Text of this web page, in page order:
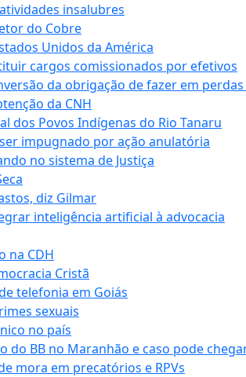
insalubres
do Cobre
Unidos da América
cargos comissionados por efetivos
da obrigação de fazer em perdas
da CNH
dos Povos Indígenas do Rio Tanaru
impugnado por ação anulatória
no sistema de Justiça
diz Gilmar
inteligência artificial à advocacia
na CDH
Cristã
telefonia em Goiás
sexuais
no país
BB no Maranhão e caso pode chegar
mora em precatórios e RPVs